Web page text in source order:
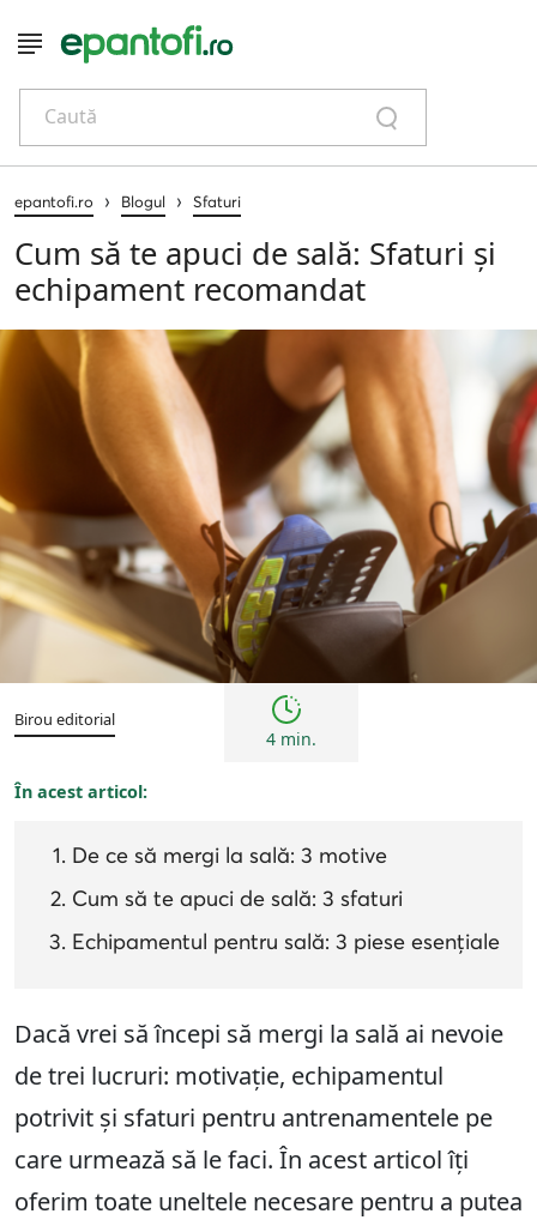
Caută
epantofi.ro › Blogul › Sfaturi
Cum să te apuci de sală: Sfaturi și
echipament recomandat
Birou editorial
4 min.
În acest articol:
De ce să mergi la sală: 3 motive
Cum să te apuci de sală: 3 sfaturi
Echipamentul pentru sală: 3 piese esențiale
Dacă vrei să începi să mergi la sală ai nevoie
de trei lucruri: motivație, echipamentul
potrivit și sfaturi pentru antrenamentele pe
care urmează să le faci. În acest articol îți
oferim toate uneltele necesare pentru a putea